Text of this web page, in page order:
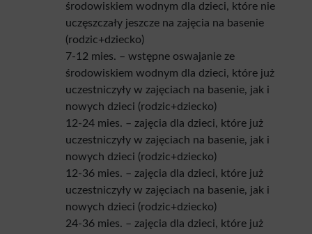
środowiskiem wodnym dla dzieci, które nie
uczęszczały jeszcze na zajęcia na basenie
(rodzic+dziecko)
7-12 mies. – wstępne oswajanie ze
środowiskiem wodnym dla dzieci, które już
uczestniczyły w zajęciach na basenie, jak i
nowych dzieci (rodzic+dziecko)
12-24 mies. – zajęcia dla dzieci, które już
uczestniczyły w zajęciach na basenie, jak i
nowych dzieci (rodzic+dziecko)
12-36 mies. – zajęcia dla dzieci, które już
uczestniczyły w zajęciach na basenie, jak i
nowych dzieci (rodzic+dziecko)
24-36 mies. – zajęcia dla dzieci, które już